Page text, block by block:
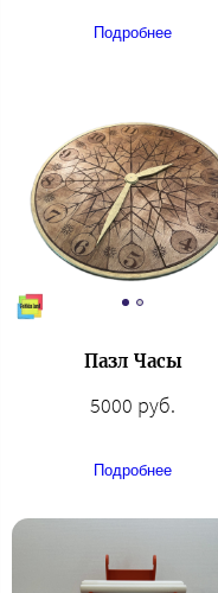
Подробнее
Пазл Часы
5000 руб.
Подробнее